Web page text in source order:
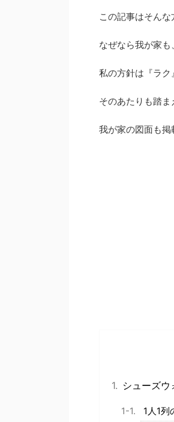
この記事はそんな
なぜなら我が家も
私の方針は『ラク
そのあたりも踏ま
我が家の図面も掲
シューズウ
1人1列